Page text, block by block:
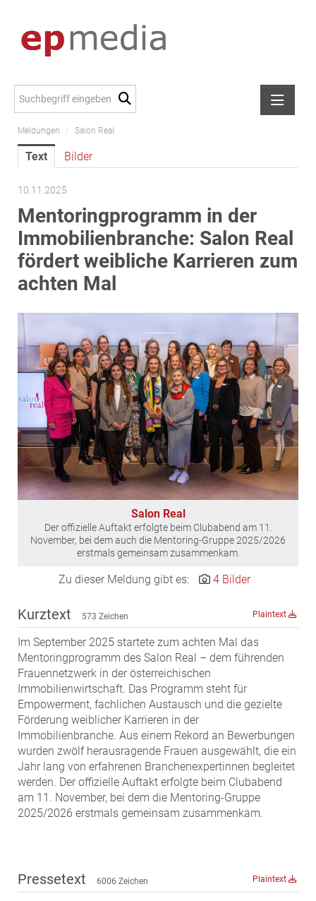
Meldungen
Alexander Peer
amb Development
ATL Immoinvest
AURE Immobilien
Austria Sotheby's International Realty
City Park Vienna
EPHIC Group
epmedia Werbeagentur
ESTINA Immobilien
Greystar
Grossmann + Kaswurm Immobilien
Gutwerk Immobilien Treuhand
HANDLER Gruppe
HARING Group
HARING Group + WINEGG Realitäten
HNP architects
IMMOBILIEN MAGAZIN VERLAG
MST Muhr
ÖKO-Wohnbau
PAYUCA
Raiffeisen Property Holding International
Salon Real
Savoir Vivre Group
Schwabenhaus
STEUP Realitäten
STIX + Partner
Verband Österreichischer Versicherungsmakler
Meldungen / Salon Real
Text Bilder
10.11.2025
Mentoringprogramm in der
Immobilienbranche: Salon Real
fördert weibliche Karrieren zum
achten Mal
Salon Real
Der offizielle Auftakt erfolgte beim Clubabend am 11.
November, bei dem auch die Mentoring-Gruppe 2025/2026
erstmals gemeinsam zusammenkam.
Zu dieser Meldung gibt es: 4 Bilder
Kurztext 573 Zeichen Plaintext
Im September 2025 startete zum achten Mal das
Mentoringprogramm des Salon Real – dem führenden
Frauennetzwerk in der österreichischen
Immobilienwirtschaft. Das Programm steht für
Empowerment, fachlichen Austausch und die gezielte
Förderung weiblicher Karrieren in der
Immobilienbranche. Aus einem Rekord an Bewerbungen
wurden zwölf herausragende Frauen ausgewählt, die ein
Jahr lang von erfahrenen Branchenexpertinnen begleitet
werden. Der offizielle Auftakt erfolgte beim Clubabend
am 11. November, bei dem die Mentoring-Gruppe
2025/2026 erstmals gemeinsam zusammenkam.
Pressetext 6006 Zeichen Plaintext